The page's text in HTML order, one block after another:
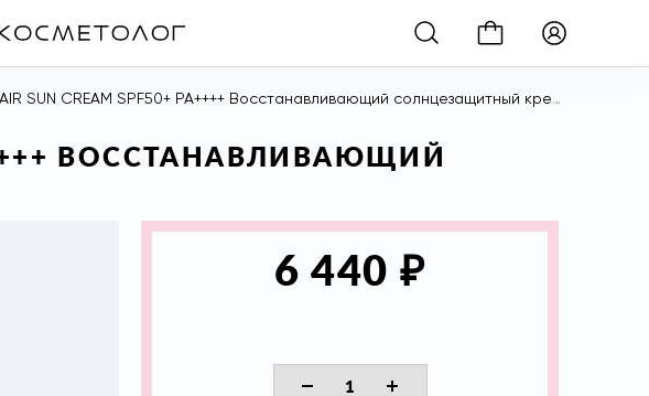
SUN CREAM SPF50+ PA++++ Восстанавливающий солнцезащитный крем SPF50, 50 мл
ВОССТАНАВЛИВАЮЩИЙ
6 440 ₽